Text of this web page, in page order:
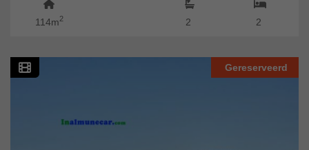
114m2 2
2
Gereserveerd